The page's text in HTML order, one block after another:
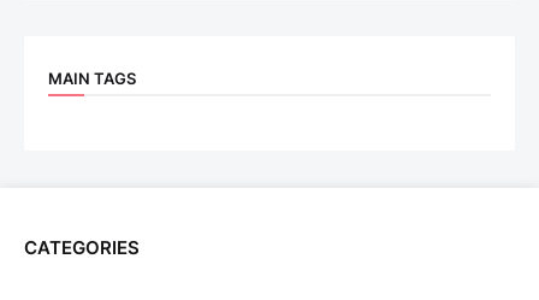
MAIN TAGS
CATEGORIES